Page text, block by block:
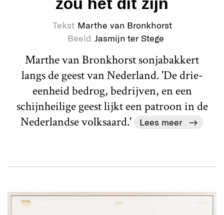
Tekst Marthe van Bronkhorst
Beeld Jasmijn ter Stege
Marthe van Bronkhorst sonjabakkert
langs de geest van Nederland. 'De drie-
eenheid bedrog, bedrijven, en een
schijnheilige geest lijkt een patroon in de
Nederlandse volksaard.'
Lees meer